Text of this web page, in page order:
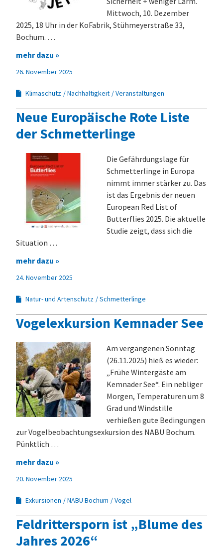
Mittwoch, 10. Dezember
2025, 18 Uhr in der KoFabrik, Stühmeyerstraße 33,
Bochum. …
mehr dazu »
26. November 2025
Klimaschutz Nachhaltigkeit Veranstaltungen
Neue Europäische Rote Liste
der Schmetterlinge
Die Gefährdungslage für
Schmetterlinge in Europa
nimmt immer stärker zu. Das
ist das Ergebnis der neuen
European Red List of
Butterflies 2025. Die aktuelle
Studie zeigt, dass sich die
Situation …
mehr dazu »
24. November 2025
Natur- und Artenschutz Schmetterlinge
Vogelexkursion Kemnader See
Am vergangenen Sonntag
(26.11.2025) hieß es wieder:
„Frühe Wintergäste am
Kemnader See“. Ein nebliger
Morgen, Temperaturen um 8
Grad und Windstille
verhießen gute Bedingungen
zur Vogelbeobachtungsexkursion des NABU Bochum.
Pünktlich …
mehr dazu »
20. November 2025
Exkursionen NABU Bochum Vögel
Feldrittersporn ist „Blume des
Jahres 2026“